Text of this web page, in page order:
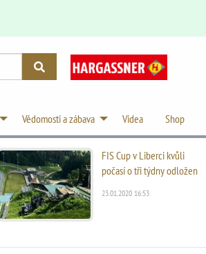
Vědomosti a zábava Videa Shop
FIS Cup v Liberci kvůli
počasí o tři týdny odložen
23.01.2020 16:53